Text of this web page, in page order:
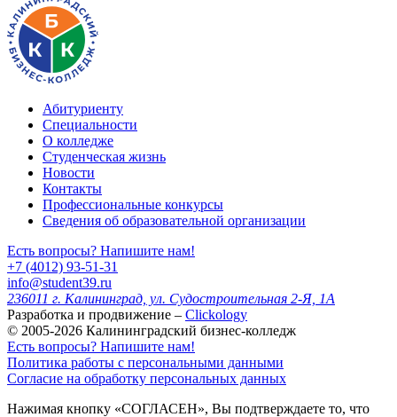
Абитуриенту
Специальности
О колледже
Студенческая жизнь
Новости
Контакты
Профессиональные конкурсы
Сведения об образовательной организации
Есть вопросы? Напишите нам!
+7 (4012) 93-51-31
info@student39.ru
236011 г. Калининград, ул. Судостроительная 2-Я, 1А
Разработка и продвижение – Clickology
© 2005-2026 Калининградский бизнес-колледж
Есть вопросы? Напишите нам!
Политика работы с персональными данными
Согласие на обработку персональных данных
Нажимая кнопку «СОГЛАСЕН», Вы подтверждаете то, что